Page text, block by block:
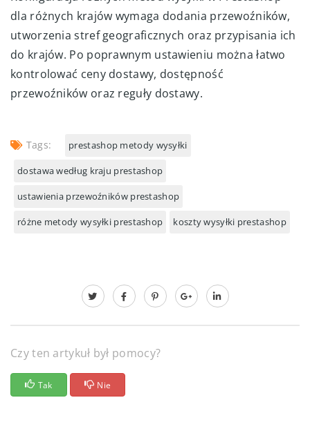
dla różnych krajów wymaga dodania przewoźników,
utworzenia stref geograficznych oraz przypisania ich
do krajów. Po poprawnym ustawieniu można łatwo
kontrolować ceny dostawy, dostępność
przewoźników oraz reguły dostawy.
Tags: prestashop metody wysyłki
dostawa według kraju prestashop
ustawienia przewoźników prestashop
różne metody wysyłki prestashop koszty wysyłki prestashop
Czy ten artykuł był pomocy?
Tak Nie